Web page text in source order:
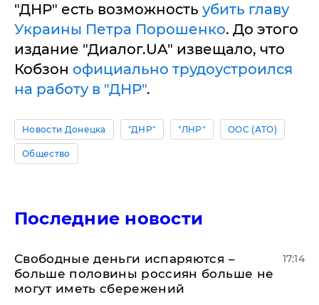
"ДНР" есть возможность убить главу
Украины Петра Порошенко. До этого
издание "Диалог.UA" извещало, что
Кобзон официально трудоустроился
на работу в "ДНР".
Новости Донецка "ДНР" "ЛНР" ООС (АТО)
Общество
Последние новости
Свободные деньги испаряются –
больше половины россиян больше не
могут иметь сбережений
17:14